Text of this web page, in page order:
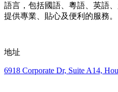
語言，包括國語、粵語、英語
提供專業、貼心及便利的服務。
地址
6918 Corporate Dr, Suite A14,